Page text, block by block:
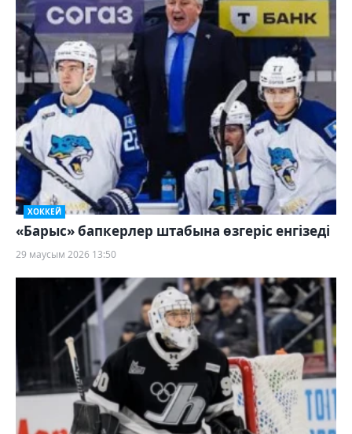
ХОККЕЙ
«Барыс» бапкерлер штабына өзгеріс енгізеді
29 маусым 2026 13:50